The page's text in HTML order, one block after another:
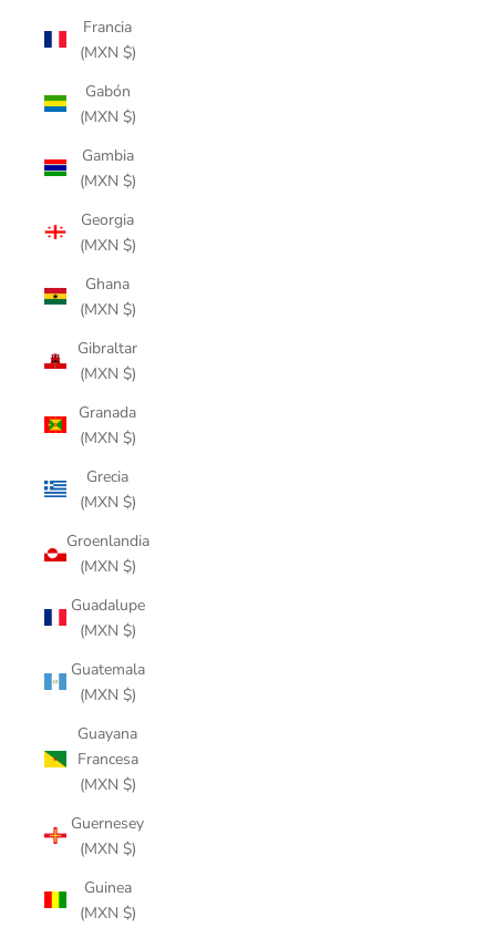
Francia
(MXN $)
Gabón
(MXN $)
Gambia
(MXN $)
Georgia
(MXN $)
Ghana
(MXN $)
Gibraltar
(MXN $)
Granada
(MXN $)
Grecia
(MXN $)
Groenlandia
(MXN $)
Guadalupe
(MXN $)
Guatemala
(MXN $)
Guayana
Francesa
(MXN $)
Guernesey
(MXN $)
Guinea
(MXN $)